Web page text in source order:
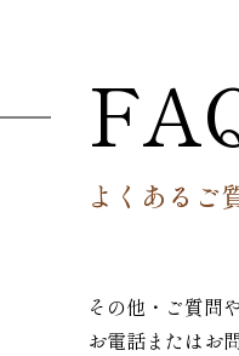
よくあるご
その他・ご質問
お電話またはお